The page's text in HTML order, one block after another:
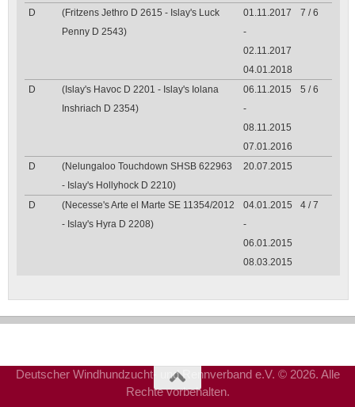
D
(Fritzens Jethro D 2615 - Islay's Luck
Penny D 2543)
01.11.2017
-
02.11.2017
04.01.2018
7 / 6
D
(Islay's Havoc D 2201 - Islay's Iolana
Inshriach D 2354)
06.11.2015
-
08.11.2015
07.01.2016
5 / 6
D
(Nelungaloo Touchdown SHSB 622963
- Islay's Hollyhock D 2210)
20.07.2015
D
(Necesse's Arte el Marte SE 11354/2012
- Islay's Hyra D 2208)
04.01.2015
-
06.01.2015
08.03.2015
4 / 7
Deutscher Windhundzucht- und Rennverband e.V. © 2026. Alle
Rechte vorbehalten.